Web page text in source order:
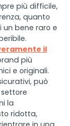
più difficile,
quanto
un bene raro e
il
più
e originali.
può
la
ridotta,